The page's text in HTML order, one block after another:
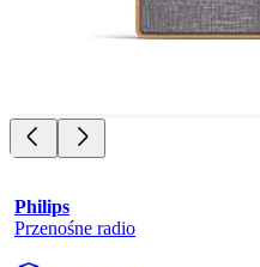
Philips
Przenośne radio